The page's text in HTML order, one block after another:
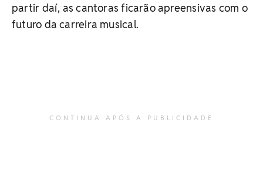
partir daí, as cantoras ficarão apreensivas com o
futuro da carreira musical.
CONTINUA APÓS A PUBLICIDADE